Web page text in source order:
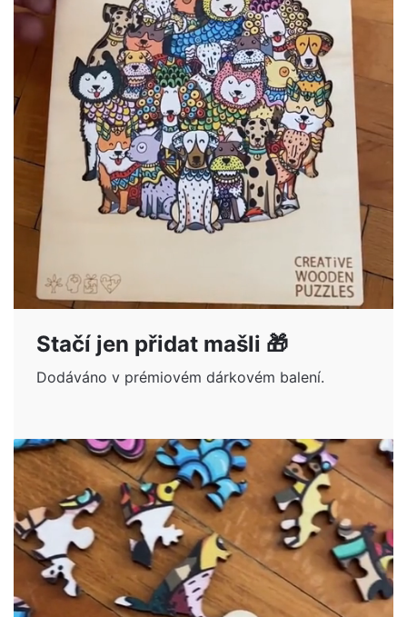
Stačí jen přidat mašli 🎁
Dodáváno v prémiovém dárkovém balení.